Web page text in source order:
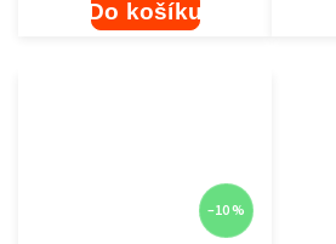
Do košíku
–10 %